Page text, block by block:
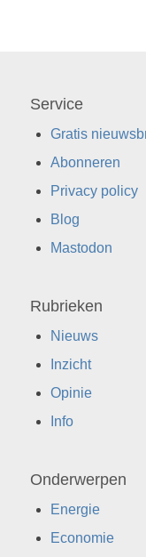
Service
Gratis
Abonneren
Privacy policy
Blog
Mastodon
Rubrieken
Nieuws
Inzicht
Opinie
Info
Onderwerpen
Energie
Economie